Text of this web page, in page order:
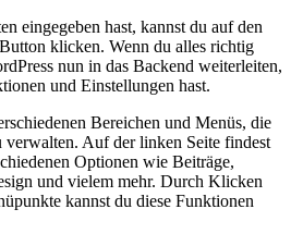
eingegeben hast, kannst du auf den
klicken. Wenn du alles richtig
nun in das Backend weiterleiten,
und Einstellungen hast.
Bereichen und Menüs, die
verwalten. Auf der linken Seite findest
Optionen wie Beiträge,
und vielem mehr. Durch Klicken
kannst du diese Funktionen